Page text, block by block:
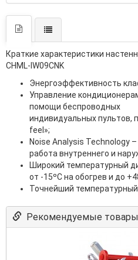
Краткие характеристики
CHML-IW09CNK
Энергоэффективность
Управление
помощи беспроводных
индивидуальных
feel»;
Noise Analysis Technology
работа внутреннего и
Широкий температурный
от -15ºС на обогрев и до
Точнейший
Рекомендуемые товары